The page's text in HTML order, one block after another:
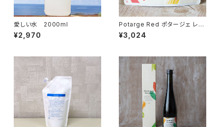
愛しい水 2000ml
¥2,970
Potarge Red ポタージェ レッ
ド（100g）
¥3,024